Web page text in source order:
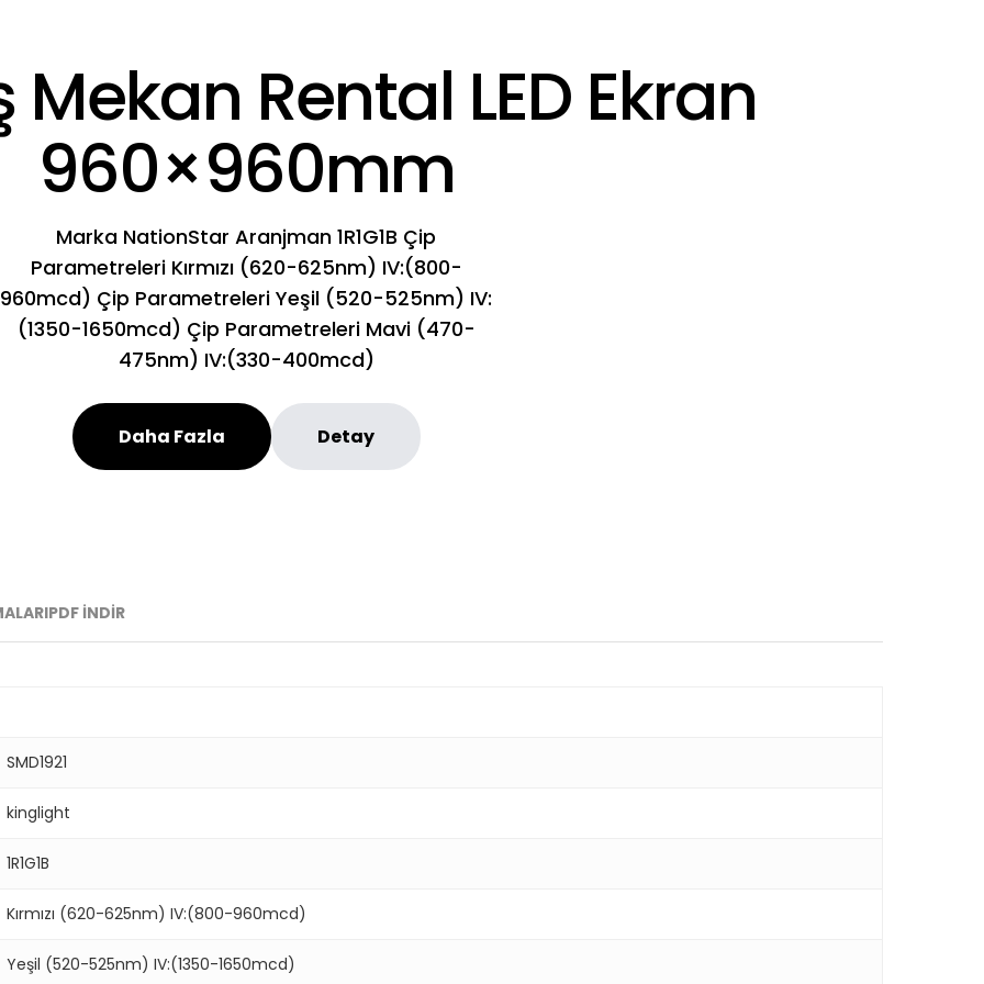
Mekan Rental LED Ekran
960×960mm
Marka NationStar Aranjman 1R1G1B Çip
Parametreleri Kırmızı (620-625nm) IV:(800-
960mcd) Çip Parametreleri Yeşil (520-525nm) IV:
(1350-1650mcd) Çip Parametreleri Mavi (470-
475nm) IV:(330-400mcd)
Daha Fazla Detay
PDF İNDİR
SMD1921
kinglight
1R1G1B
Kırmızı (620-625nm) IV:(800-960mcd)
Yeşil (520-525nm) IV:(1350-1650mcd)